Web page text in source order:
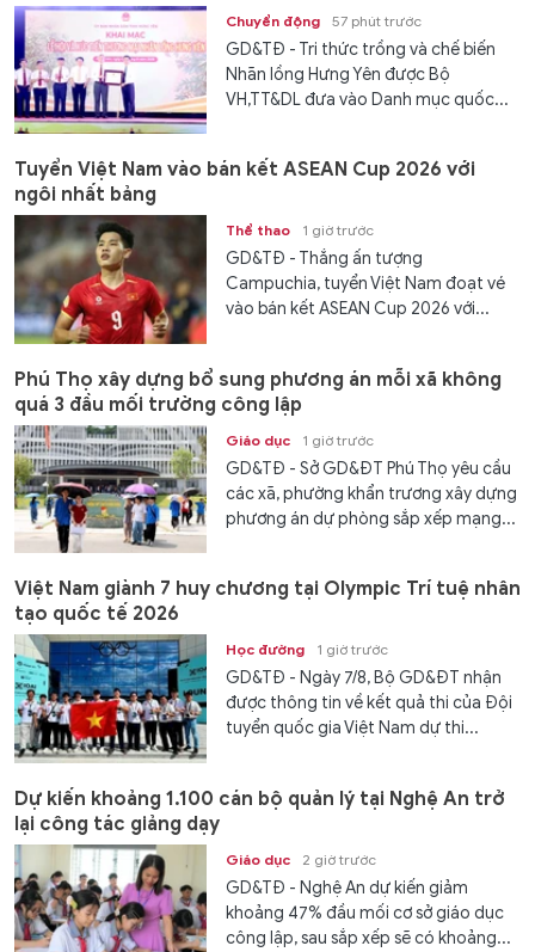
Chuyển động 57 phút trước
GD&TĐ - Tri thức trồng và chế biến
Nhãn lồng Hưng Yên được Bộ
VH,TT&DL đưa vào Danh mục quốc...
Tuyển Việt Nam vào bán kết ASEAN Cup 2026 với
ngôi nhất bảng
Thể thao 1 giờ trước
GD&TĐ - Thắng ấn tượng
Campuchia, tuyển Việt Nam đoạt vé
vào bán kết ASEAN Cup 2026 với...
Phú Thọ xây dựng bổ sung phương án mỗi xã không
quá 3 đầu mối trường công lập
Giáo dục 1 giờ trước
GD&TĐ - Sở GD&ĐT Phú Thọ yêu cầu
các xã, phường khẩn trương xây dựng
phương án dự phòng sắp xếp mạng...
Việt Nam giành 7 huy chương tại Olympic Trí tuệ nhân
tạo quốc tế 2026
Học đường 1 giờ trước
GD&TĐ - Ngày 7/8, Bộ GD&ĐT nhận
được thông tin về kết quả thi của Đội
tuyển quốc gia Việt Nam dự thi...
Dự kiến khoảng 1.100 cán bộ quản lý tại Nghệ An trở
lại công tác giảng dạy
Giáo dục 2 giờ trước
GD&TĐ - Nghệ An dự kiến giảm
khoảng 47% đầu mối cơ sở giáo dục
công lập, sau sắp xếp sẽ có khoảng...